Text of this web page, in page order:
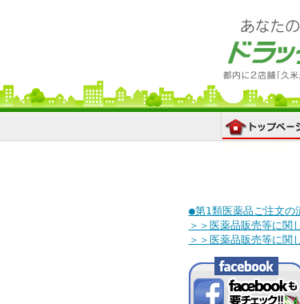
●第1類医薬品ご注文の
＞＞医薬品販売等に関
＞＞医薬品販売等に関